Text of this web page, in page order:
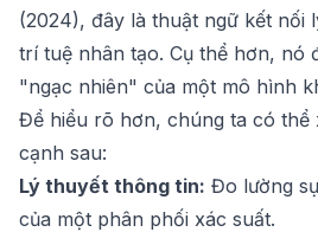
(2024), đây là thuật ngữ kết nối
trí tuệ nhân tạo. Cụ thể hơn, nó
"ngạc nhiên" của một mô hình
Để hiểu rõ hơn, chúng ta có thể
cạnh sau:
Lý thuyết thông tin: Đo lường
của một phân phối xác suất.